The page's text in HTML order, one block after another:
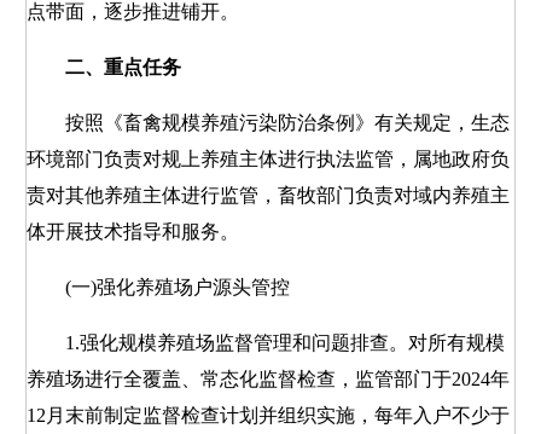
点带面，逐步推进铺开。
二、重点任务
按照《畜禽规模养殖污染防治条例》有关规定，生态
环境部门负责对规上养殖主体进行执法监管，属地政府负
责对其他养殖主体进行监管，畜牧部门负责对域内养殖主
体开展技术指导和服务。
(一)强化养殖场户源头管控
1.强化规模养殖场监督管理和问题排查。对所有规模
养殖场进行全覆盖、常态化监督检查，监管部门于2024年
12月末前制定监督检查计划并组织实施，每年入户不少于